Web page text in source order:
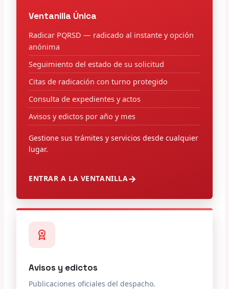
Ventanilla Única
Radicar PQRSD — radicado al instante y opción
anónima
Seguimiento del estado de su solicitud
Citas de radicación con turno protegido
Consulta de expedientes y actos
Avisos y edictos por año y mes
Gestione sus trámites y servicios desde cualquier
lugar.
ENTRAR A LA VENTANILLA
Avisos y edictos
Publicaciones oficiales del despacho.